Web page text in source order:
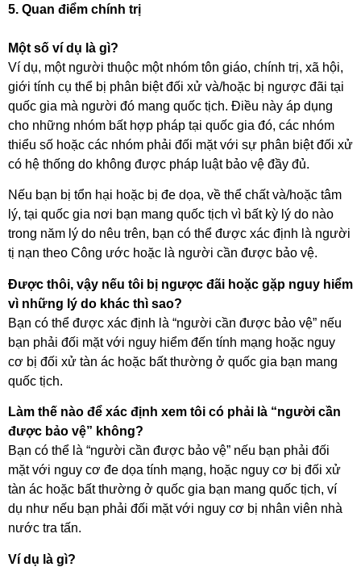
5. Quan điểm chính trị
Một số ví dụ là gì?
Ví dụ, một người thuộc một nhóm tôn giáo, chính trị, xã hội,
giới tính cụ thể bị phân biệt đối xử và/hoặc bị ngược đãi tại
quốc gia mà người đó mang quốc tịch. Điều này áp dụng
cho những nhóm bất hợp pháp tại quốc gia đó, các nhóm
thiểu số hoặc các nhóm phải đối mặt với sự phân biệt đối xử
có hệ thống do không được pháp luật bảo vệ đầy đủ.
Nếu bạn bị tổn hại hoặc bị đe dọa, về thể chất và/hoặc tâm
lý, tại quốc gia nơi bạn mang quốc tịch vì bất kỳ lý do nào
trong năm lý do nêu trên, bạn có thể được xác định là người
tị nạn theo Công ước hoặc là người cần được bảo vệ.
Được thôi, vậy nếu tôi bị ngược đãi hoặc gặp nguy hiểm
vì những lý do khác thì sao?
Bạn có thể được xác định là “người cần được bảo vệ” nếu
bạn phải đối mặt với nguy hiểm đến tính mạng hoặc nguy
cơ bị đối xử tàn ác hoặc bất thường ở quốc gia bạn mang
quốc tịch.
Làm thế nào để xác định xem tôi có phải là “người cần
được bảo vệ” không?
Bạn có thể là “người cần được bảo vệ” nếu bạn phải đối
mặt với nguy cơ đe dọa tính mạng, hoặc nguy cơ bị đối xử
tàn ác hoặc bất thường ở quốc gia bạn mang quốc tịch, ví
dụ như nếu bạn phải đối mặt với nguy cơ bị nhân viên nhà
nước tra tấn.
Ví dụ là gì?